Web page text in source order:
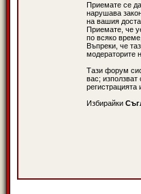
Приемате се
нарушава
на вашия
Приемате, че
по всяко
Въпреки, че
модераторите
Тази форум
вас;
Избирайки